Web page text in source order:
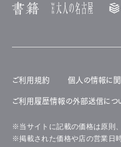
ご利用規約 個人の情報に関
ご利用履歴情報の外部送信につ
※当サイトに記載の価格は原則
※掲載された価格や店の営業日